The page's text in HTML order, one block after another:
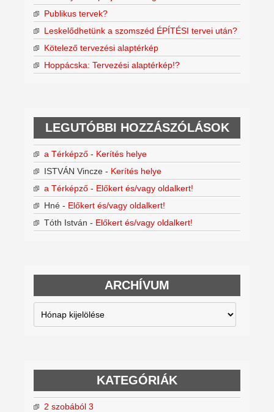
Publikus tervek?
Leskelődhetünk a szomszéd ÉPÍTÉSI tervei után?
Kötelező tervezési alaptérkép
Hoppácska: Tervezési alaptérkép!?
LEGUTÓBBI HOZZÁSZÓLÁSOK
a Térképző - Kerítés helye
ISTVÁN Vincze - Kerítés helye
a Térképző - Előkert és/vagy oldalkert!
Hné - Előkert és/vagy oldalkert!
Tóth István - Előkert és/vagy oldalkert!
ARCHÍVUM
Archívum
KATEGÓRIÁK
2 szobából 3